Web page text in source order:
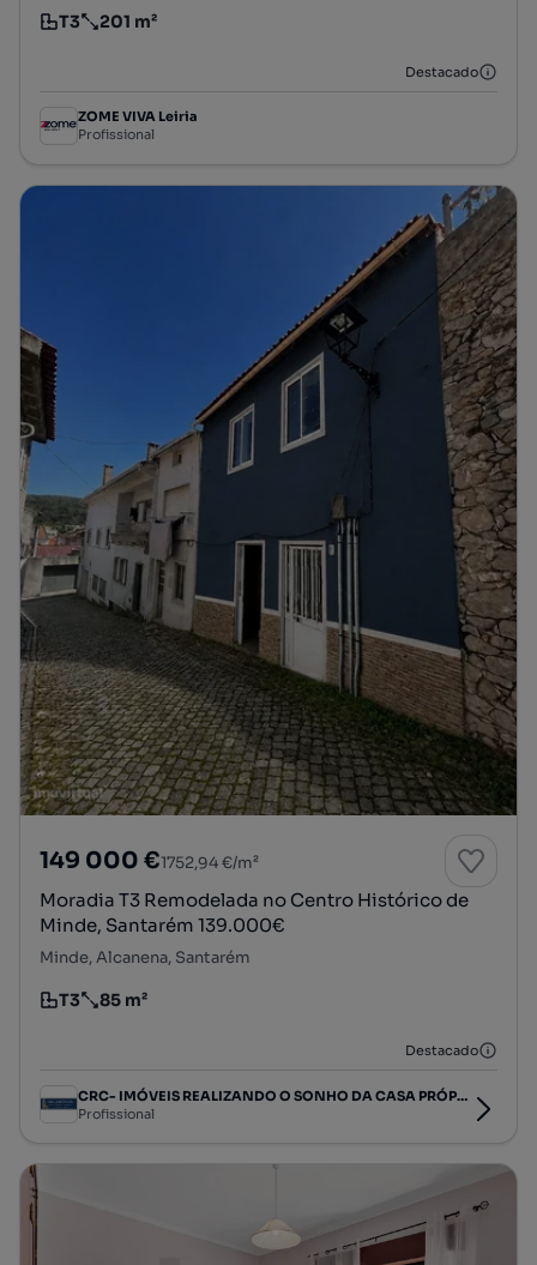
Tipologia
T3
Preço por metro quadrado
201 m²
Destacado
ZOME VIVA Leiria
Profissional
149 000 €1752,94 €/m²
Moradia T3 Remodelada no Centro Histórico de
Minde, Santarém 139.000€
Minde, Alcanena, Santarém
Tipologia
T3
Preço por metro quadrado
85 m²
Destacado
CRC- IMÓVEIS REALIZANDO O SONHO DA CASA PRÓPRIA.
Profissional